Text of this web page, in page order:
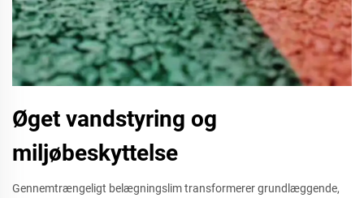
Øget vandstyring og
miljøbeskyttelse
Gennemtrængeligt belægningslim transformerer grundlæggende,